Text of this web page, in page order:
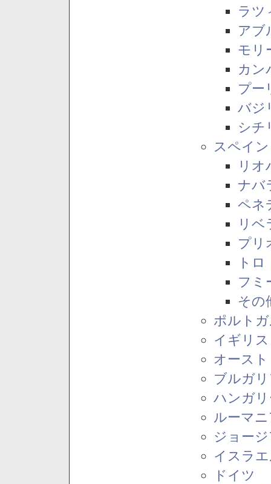
ラツ
アブ
モリ
カン
プー
バジ
シチ
スペイン
リオ
ナバ
ペネ
リベ
プリ
トロ
フミ
その
ポルト
イギリス
オース
ブルガ
ハンガ
ルーマ
ジョー
イスラ
ドイツ